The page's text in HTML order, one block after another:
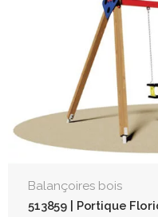
Balançoires bois
513859 | Portique